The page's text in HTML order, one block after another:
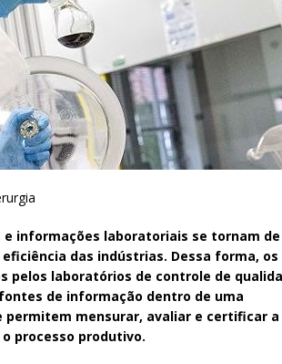
informações laboratoriais se tornam de
das indústrias. Dessa forma, os
pelos laboratórios de controle de
de informação dentro de uma
permitem mensurar, avaliar e certificar a
processo produtivo.